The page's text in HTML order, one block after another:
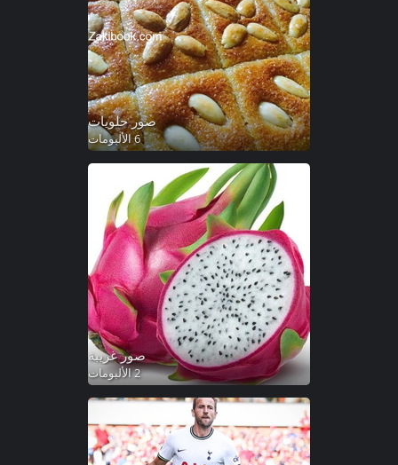
صور حلويات
6 الألبومات
صور غريبة
2 الألبومات